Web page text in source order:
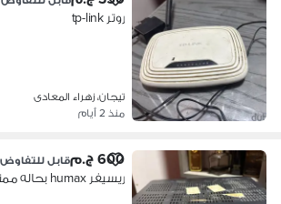
روتر tp-link
تيجان، زهراء المعادى
منذ 2 أيام
600 ج.م قابل للتفاوض
ريسيفر humax بحاله ممتازه